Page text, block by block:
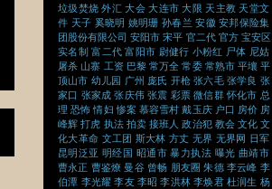
垃圾焚烧 外汇 大会 大连市 大限 天主教 天堂文
件 天子 奚晓明 姚明珊 孙春兰 安徽 安邦保险集
团股份有限公司 安阳市 宋平 官二代 官方 宝安区
实名制 富二代 富阳市 尉健行 小粉红 尸体 尼姑
屠杀 山寨 工资 巴黎 常万全 常委 常熟市 平壤 平
顶山市 幼儿园 广州 庞氏 开枪 张六毛 张学良 张
家口 张家成 张庆伟 张震 彩票 微信群 怀化市 总
理 恐怖 情妇 惨案 慕容雪村 戴玉庆 户口 房价 房
峰辉 打虎 执法 拍卖 接班人 政治犯 教会 文化 文
化大革命 文工团 斯大林 方丈 无界 无界网 日军
昆明泛亚 明经国 昭通市 暴力执法 曝光 曲靖市
曹永正 曹鉴燎 曼谷 曾畅 朋友圈 朱德 李云峰 李
伯潭 李光耀 李友 李昭 李洪林 李焕君 杜润生 杨